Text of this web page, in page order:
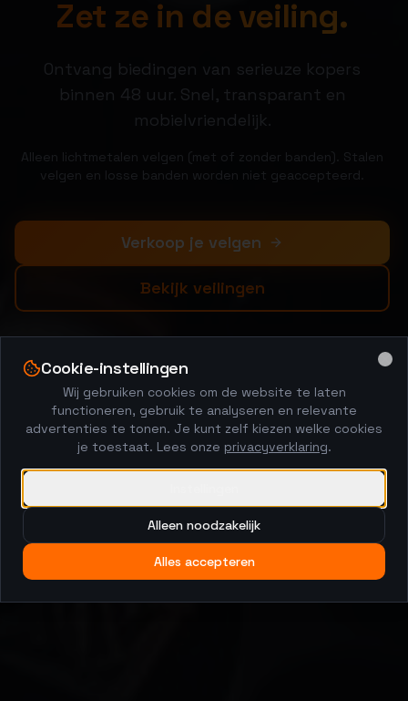
Zet ze in de veiling.
Ontvang biedingen van serieuze kopers
binnen 48 uur. Snel, transparant en
mobielvriendelijk.
Alleen lichtmetalen velgen (met of zonder banden). Stalen
velgen en losse banden worden niet geaccepteerd.
Verkoop je velgen
Bekijk veilingen
Cookie-instellingen
Wij gebruiken cookies om de website te laten
functioneren, gebruik te analyseren en relevante
advertenties te tonen. Je kunt zelf kiezen welke cookies
je toestaat. Lees onze privacyverklaring.
Alleen noodzakelijk
Alles accepteren